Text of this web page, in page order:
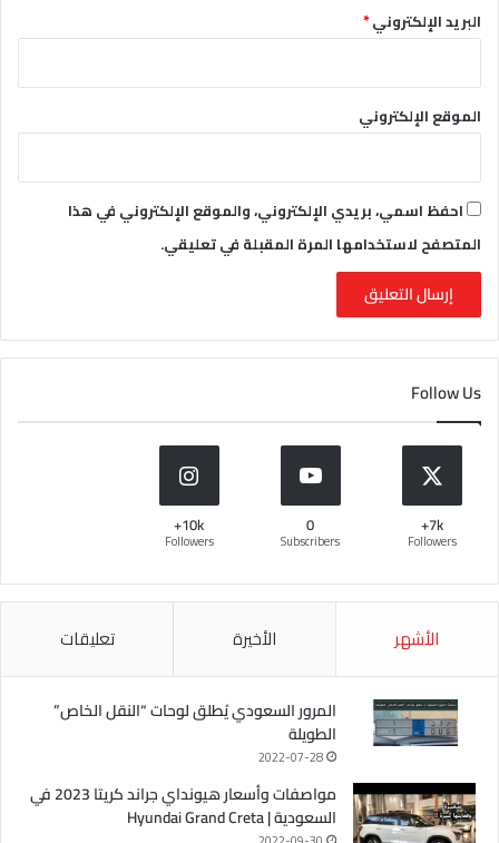
البريد الإلكتروني*
الموقع الإلكتروني
احفظ اسمي، بريدي الإلكتروني، والموقع الإلكتروني في هذا
المتصفح لاستخدامها المرة المقبلة في تعليقي.
Follow Us
7k+
Followers
0
Subscribers
10k+
Followers
الأشهر الأخيرة تعليقات
المرور السعودي يُطلق لوحات “النقل الخاص”
الطويلة
2022-07-28
مواصفات وأسعار هيونداي جراند كريتا 2023 في
السعودية | Hyundai Grand Creta